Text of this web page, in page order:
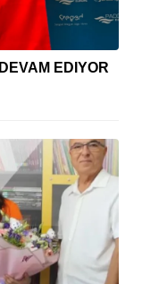
EDİYOR